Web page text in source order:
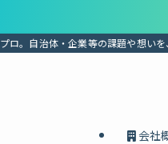
ロ。自治体・企業等の課題や想い
会社